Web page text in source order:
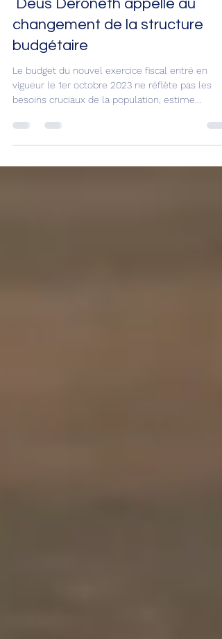
4 oct. 2023 1 min de lecture
HAITI-Budget :
Déus Deroneth appelle au
changement de la structure
budgétaire
Le budget du nouvel exercice fiscal entré en
vigueur le 1er octobre 2023 ne réflète pas les